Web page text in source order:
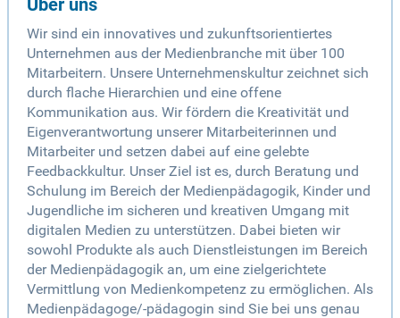
Über uns
Wir sind ein innovatives und zukunftsorientiertes
Unternehmen aus der Medienbranche mit über 100
Mitarbeitern. Unsere Unternehmenskultur zeichnet sich
durch flache Hierarchien und eine offene
Kommunikation aus. Wir fördern die Kreativität und
Eigenverantwortung unserer Mitarbeiterinnen und
Mitarbeiter und setzen dabei auf eine gelebte
Feedbackkultur. Unser Ziel ist es, durch Beratung und
Schulung im Bereich der Medienpädagogik, Kinder und
Jugendliche im sicheren und kreativen Umgang mit
digitalen Medien zu unterstützen. Dabei bieten wir
sowohl Produkte als auch Dienstleistungen im Bereich
der Medienpädagogik an, um eine zielgerichtete
Vermittlung von Medienkompetenz zu ermöglichen. Als
Medienpädagoge/-pädagogin sind Sie bei uns genau